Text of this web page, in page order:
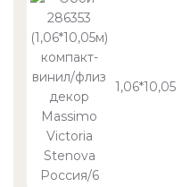
1,06*10,05